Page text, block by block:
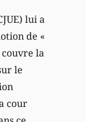
lui a
de «
la
le
cour